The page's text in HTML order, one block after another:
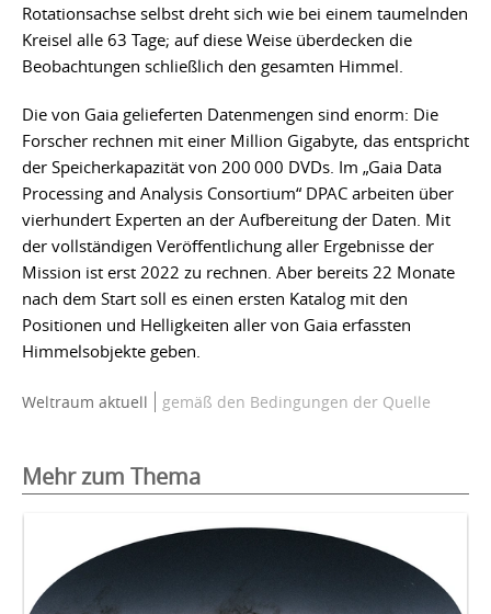
Rotationsachse selbst dreht sich wie bei einem taumelnden
Kreisel alle 63 Tage; auf diese Weise überdecken die
Beobachtungen schließlich den gesamten Himmel.
Die von Gaia gelieferten Datenmengen sind enorm: Die
Forscher rechnen mit einer Million Gigabyte, das entspricht
der Speicherkapazität von 200 000 DVDs. Im „Gaia Data
Processing and Analysis Consortium“ DPAC arbeiten über
vierhundert Experten an der Aufbereitung der Daten. Mit
der vollständigen Veröffentlichung aller Ergebnisse der
Mission ist erst 2022 zu rechnen. Aber bereits 22 Monate
nach dem Start soll es einen ersten Katalog mit den
Positionen und Helligkeiten aller von Gaia erfassten
Himmelsobjekte geben.
Weltraum aktuell gemäß den Bedingungen der Quelle
Mehr zum Thema